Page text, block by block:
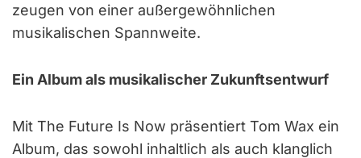
zeugen von einer außergewöhnlichen
musikalischen Spannweite.
Ein Album als musikalischer Zukunftsentwurf
Mit The Future Is Now präsentiert Tom Wax ein
Album, das sowohl inhaltlich als auch klanglich